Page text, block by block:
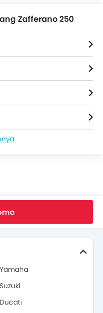
Zafferano 250
Yamaha
Suzuki
Ducati